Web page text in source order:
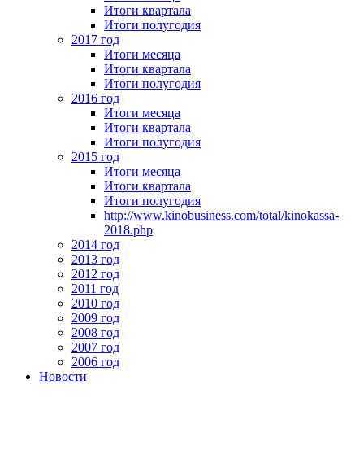
Итоги квартала
Итоги полугодия
2017 год
Итоги месяца
Итоги квартала
Итоги полугодия
2016 год
Итоги месяца
Итоги квартала
Итоги полугодия
2015 год
Итоги месяца
Итоги квартала
Итоги полугодия
http://www.kinobusiness.com/total/kinokassa-
2018.php
2014 год
2013 год
2012 год
2011 год
2010 год
2009 год
2008 год
2007 год
2006 год
Новости